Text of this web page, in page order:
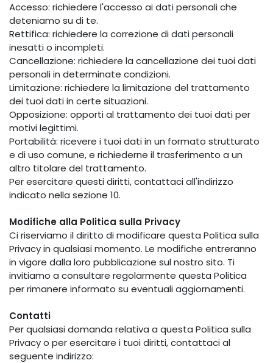
Accesso: richiedere l'accesso ai dati personali che
deteniamo su di te.
Rettifica: richiedere la correzione di dati personali
inesatti o incompleti.
Cancellazione: richiedere la cancellazione dei tuoi dati
personali in determinate condizioni.
Limitazione: richiedere la limitazione del trattamento
dei tuoi dati in certe situazioni.
Opposizione: opporti al trattamento dei tuoi dati per
motivi legittimi.
Portabilità: ricevere i tuoi dati in un formato strutturato
e di uso comune, e richiederne il trasferimento a un
altro titolare del trattamento.
Per esercitare questi diritti, contattaci all'indirizzo
indicato nella sezione 10.
Modifiche alla Politica sulla Privacy
Ci riserviamo il diritto di modificare questa Politica sulla
Privacy in qualsiasi momento. Le modifiche entreranno
in vigore dalla loro pubblicazione sul nostro sito. Ti
invitiamo a consultare regolarmente questa Politica
per rimanere informato su eventuali aggiornamenti.
Contatti
Per qualsiasi domanda relativa a questa Politica sulla
Privacy o per esercitare i tuoi diritti, contattaci al
seguente indirizzo: